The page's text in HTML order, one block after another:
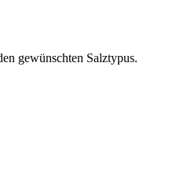
gewünschten Salztypus.